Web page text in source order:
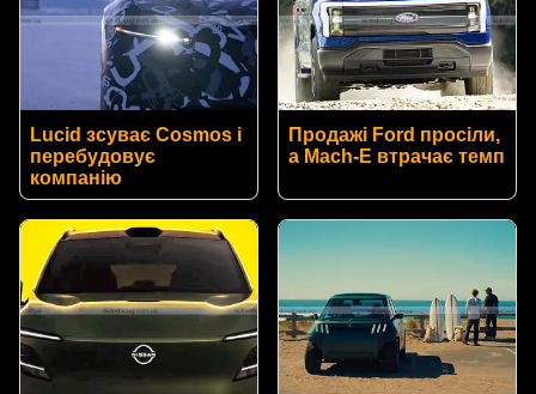
Lucid зсуває Cosmos і
перебудовує
компанію
Продажі Ford просіли,
а Mach-E втрачає темп